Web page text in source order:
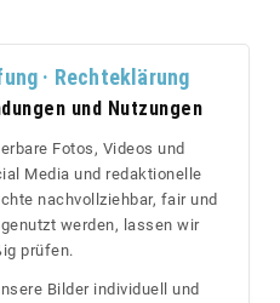
· Rechteklärung
und Nutzungen
Fotos, Videos und
Media und redaktionelle
nachvollziehbar, fair und
werden, lassen wir
prüfen.
Bilder individuell und